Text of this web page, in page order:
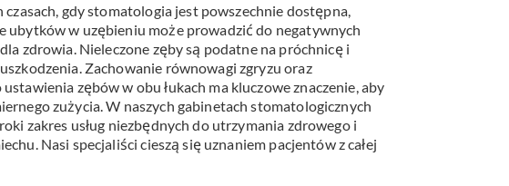
czasach, gdy stomatologia jest powszechnie dostępna,
ubytków w uzębieniu może prowadzić do negatywnych
zdrowia. Nieleczone zęby są podatne na próchnicę i
Zachowanie równowagi zgryzu oraz
ustawienia zębów w obu łukach ma kluczowe znaczenie, aby
zużycia. W naszych gabinetach stomatologicznych
zakres usług niezbędnych do utrzymania zdrowego i
Nasi specjaliści cieszą się uznaniem pacjentów z całej